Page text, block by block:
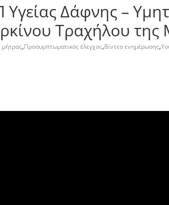
Δάφνης –
Τραχήλου της
μήτρας,Προσυμπτωματικός έλεγχος,Βίντεο ενημέρωσης,